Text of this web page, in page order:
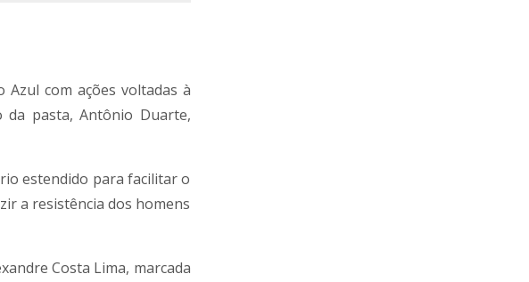
Azul com ações voltadas à
da pasta, Antônio Duarte,
estendido para facilitar o
a resistência dos homens
Costa Lima, marcada